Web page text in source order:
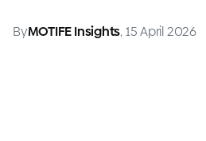
ByMOTIFE Insights, 15 April 2026